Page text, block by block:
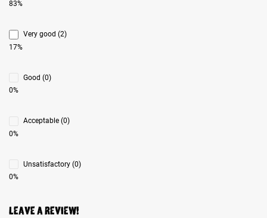
83%
Very good (2)
17%
Good (0)
0%
Acceptable (0)
0%
Unsatisfactory (0)
0%
Leave a review!